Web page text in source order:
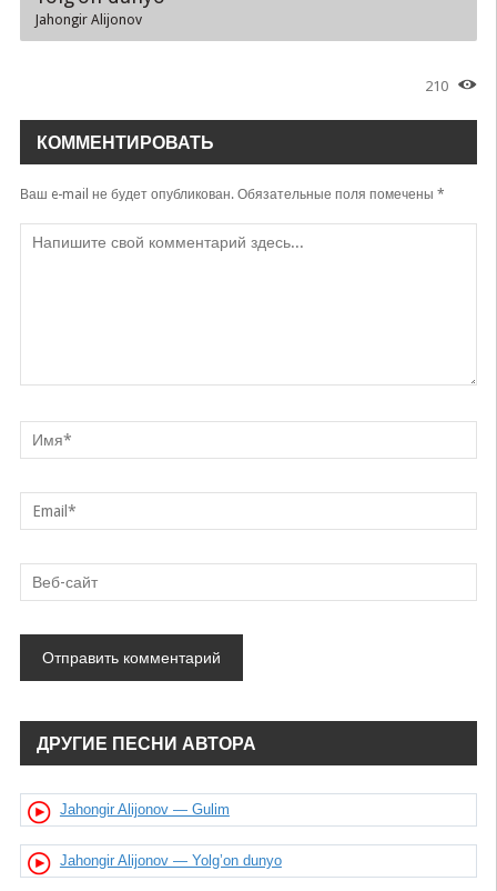
Jahongir Alijonov
210
КОММЕНТИРОВАТЬ
Ваш e-mail не будет опубликован.Обязательные поля помечены *
ДРУГИЕ ПЕСНИ АВТОРА
Jahongir Alijonov — Gulim
Jahongir Alijonov — Yolg’on dunyo